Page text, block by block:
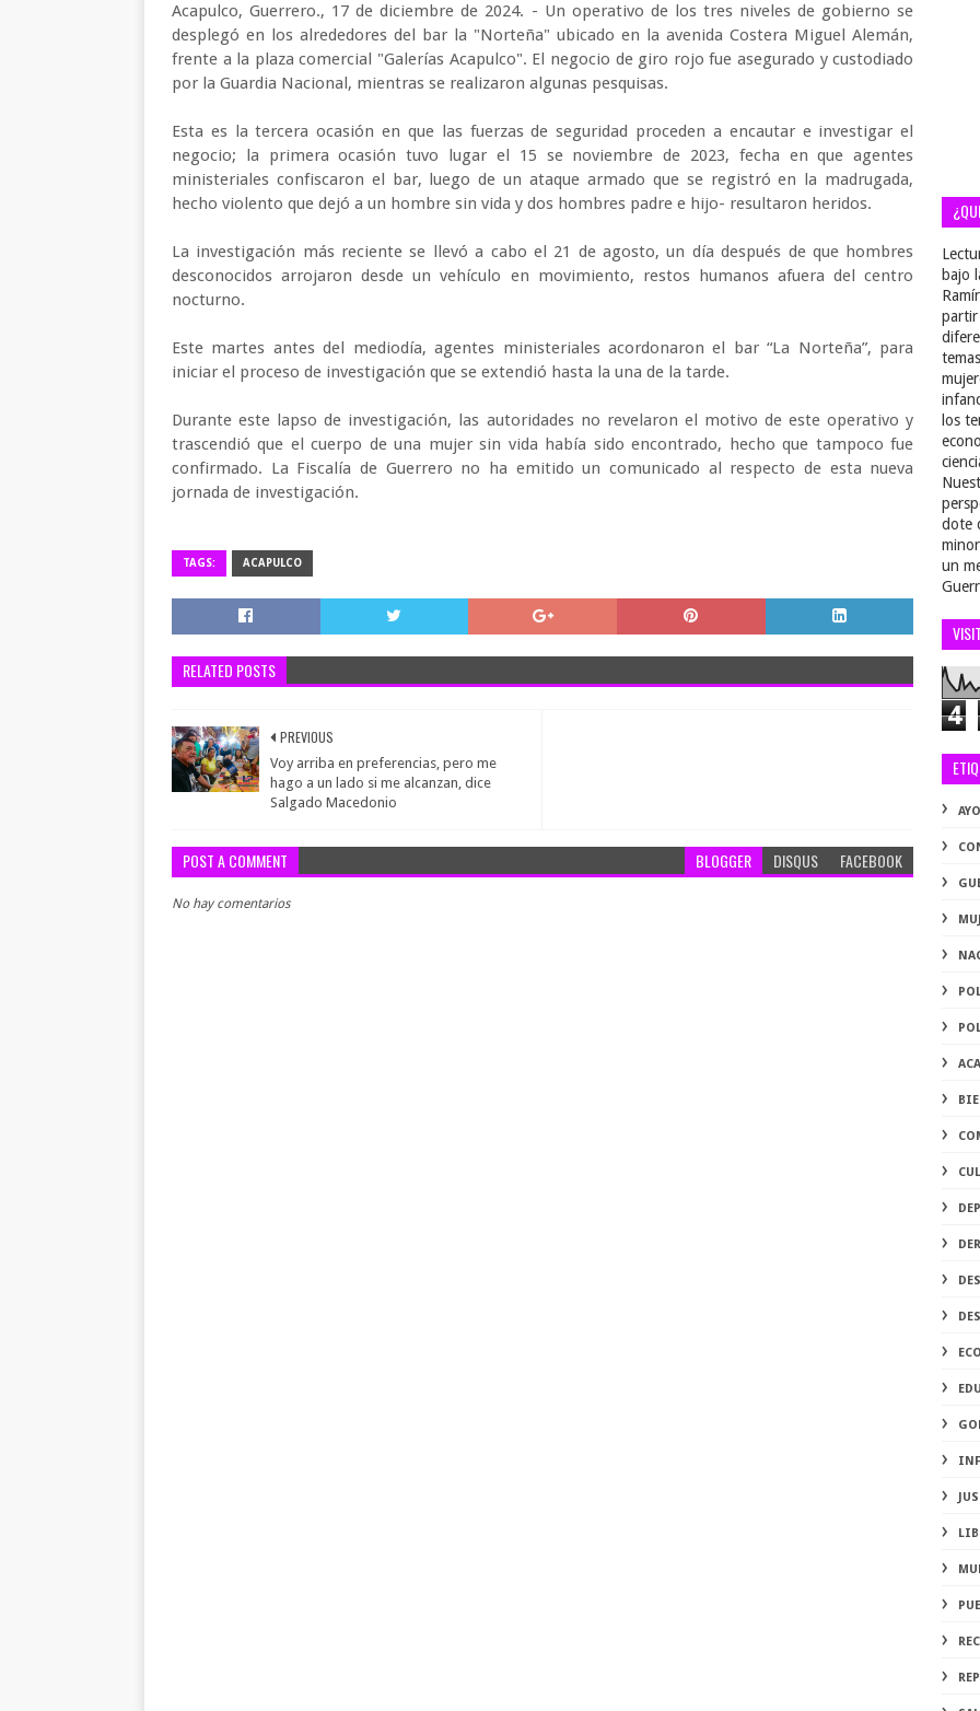
Acapulco, Guerrero., 17 de diciembre de 2024. - Un operativo de los tres niveles de gobierno se
desplegó en los alrededores del bar la "Norteña" ubicado en la avenida Costera Miguel Alemán,
frente a la plaza comercial "Galerías Acapulco". El negocio de giro rojo fue asegurado y custodiado
por la Guardia Nacional, mientras se realizaron algunas pesquisas.
Esta es la tercera ocasión en que las fuerzas de seguridad proceden a encautar e investigar el
negocio; la primera ocasión tuvo lugar el 15 se noviembre de 2023, fecha en que agentes
ministeriales confiscaron el bar, luego de un ataque armado que se registró en la madrugada,
hecho violento que dejó a un hombre sin vida y dos hombres padre e hijo- resultaron heridos.
La investigación más reciente se llevó a cabo el 21 de agosto, un día después de que hombres
desconocidos arrojaron desde un vehículo en movimiento, restos humanos afuera del centro
nocturno.
Este martes antes del mediodía, agentes ministeriales acordonaron el bar “La Norteña”, para
iniciar el proceso de investigación que se extendió hasta la una de la tarde.
Durante este lapso de investigación, las autoridades no revelaron el motivo de este operativo y
trascendió que el cuerpo de una mujer sin vida había sido encontrado, hecho que tampoco fue
confirmado. La Fiscalía de Guerrero no ha emitido un comunicado al respecto de esta nueva
jornada de investigación.
TAGS: ACAPULCO
RELATED POSTS
PREVIOUS
Voy arriba en preferencias, pero me
hago a un lado si me alcanzan, dice
Salgado Macedonio
POST A COMMENT BLOGGER DISQUS FACEBOOK
No hay comentarios
bajo
partir
los
dote
un
4